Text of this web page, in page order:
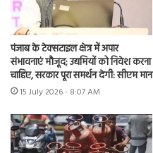
पंजाब के टेक्सटाइल क्षेत्र में अपार
संभावनाएं मौजूद; उद्यमियों को निवेश करना
चाहिए, सरकार पूरा समर्थन देगी: सीएम मान
15 July 2026 - 8:07 AM